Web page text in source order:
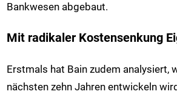
Bankwesen abgebaut.
Mit radikaler Kostensenkung
Erstmals hat Bain zudem analysiert,
nächsten zehn Jahren entwickeln